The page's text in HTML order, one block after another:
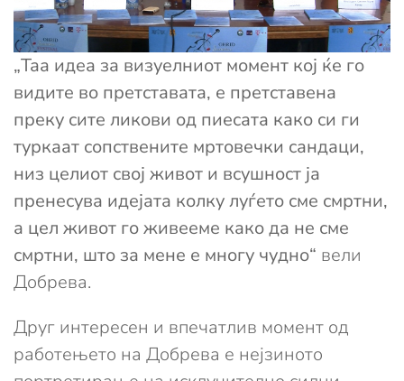
„Таа идеа за визуелниот момент кој ќе го
видите во претставата, е претставена
преку сите ликови од пиесата како си ги
туркаат сопствените мртовечки сандаци,
низ целиот свој живот и всушност ја
пренесува идејата колку луѓето сме смртни,
а цел живот го живееме како да не сме
смртни, што за мене е многу чудно“ вели
Добрева.
Друг интересен и впечатлив момент од
работењето на Добрева е нејзиното